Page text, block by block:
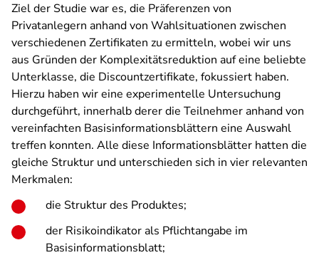
Ziel der Studie war es, die Präferenzen von
Privatanlegern anhand von Wahlsituationen zwischen
verschiedenen Zertifikaten zu ermitteln, wobei wir uns
aus Gründen der Komplexitätsreduktion auf eine beliebte
Unterklasse, die Discountzertifikate, fokussiert haben.
Hierzu haben wir eine experimentelle Untersuchung
durchgeführt, innerhalb derer die Teilnehmer anhand von
vereinfachten Basisinformationsblättern eine Auswahl
treffen konnten. Alle diese Informationsblätter hatten die
gleiche Struktur und unterschieden sich in vier relevanten
Merkmalen:
die Struktur des Produktes;
der Risikoindikator als Pflichtangabe im
Basisinformationsblatt;